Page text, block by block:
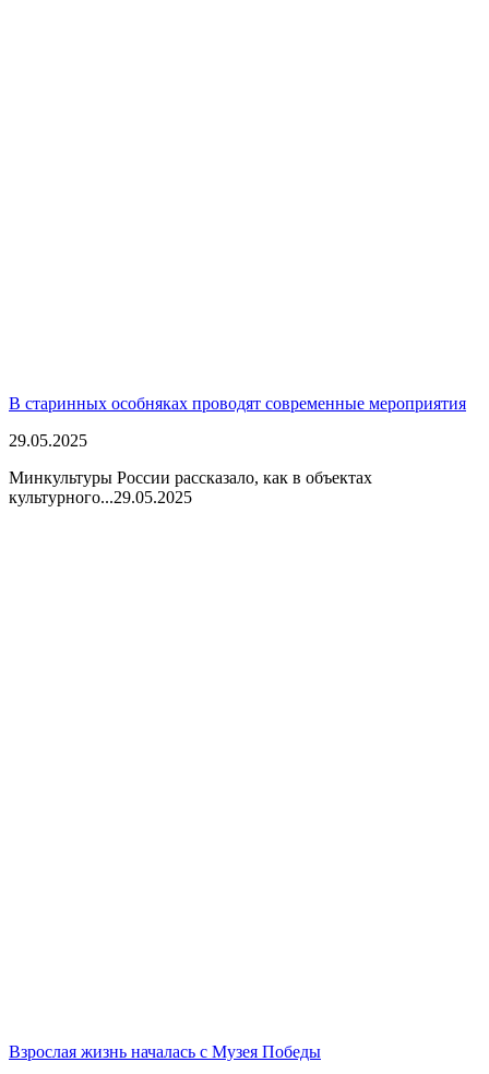
В старинных особняках проводят современные мероприятия
29.05.2025
Минкультуры России рассказало, как в объектах
культурного...29.05.2025
Взрослая жизнь началась с Музея Победы